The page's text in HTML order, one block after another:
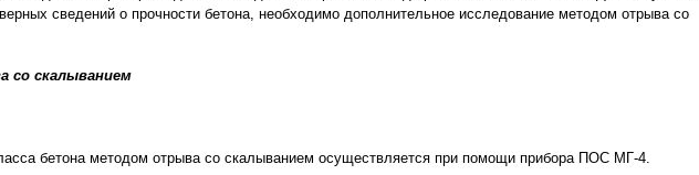
сведений о прочности бетона, необходимо дополнительное исследование методом отрыва со
со скалыванием
бетона методом отрыва со скалыванием осуществляется при помощи прибора ПОС МГ-4.